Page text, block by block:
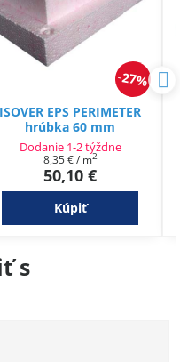
27%
ISOVER EPS PERIMETER
hrúbka 60 mm
Dodanie 1-2 týždne
50,10 €
8,35 €/ m2
Kúpiť
s